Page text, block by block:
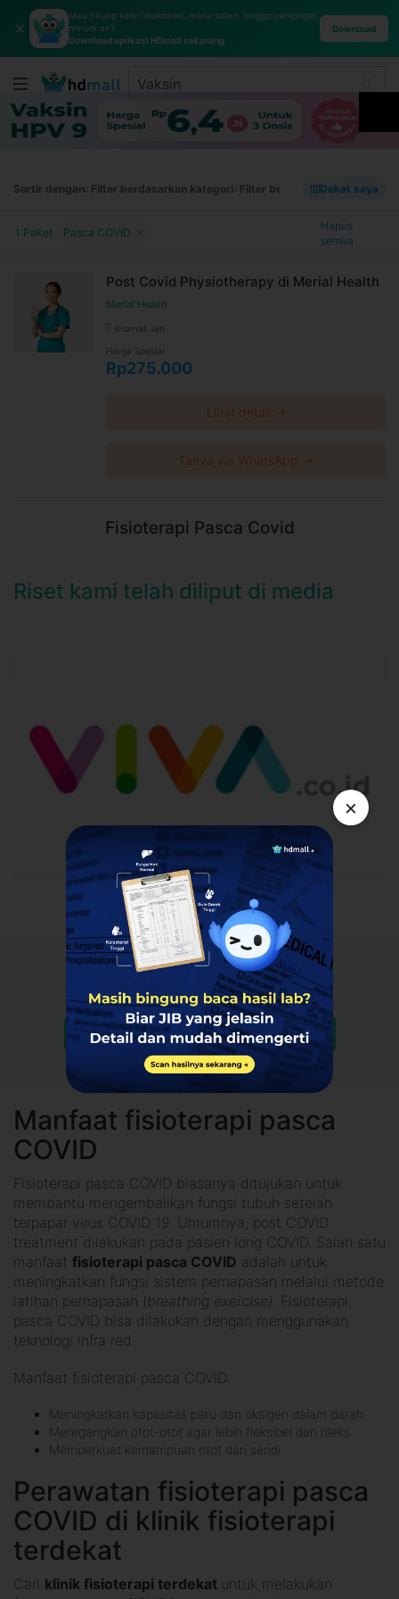
✕
Mau hitung kalori makanan, masa subur, hingga pengingat
minum air?
Download aplikasi HDmall sekarang
Download
Sortir dengan Filter berdasarkan kategori Filter berdasarkan merek
Dekat saya
1 Paket Pasca COVID
Hapus
semua
Post Covid Physiotherapy di Merial Health
Merial Health
Kramat Jati
Harga Spesial
Rp275.000
Lihat detail →
Tanya via WhatsApp →
Fisioterapi Pasca Covid
Riset kami telah diliput di media
Punya pertanyaan?
Tanya paket ini
Manfaat fisioterapi pasca
COVID
Fisioterapi pasca COVID biasanya ditujukan untuk
membantu mengembalikan fungsi tubuh setelah
terpapar virus COVID 19. Umumnya, post COVID
treatment dilakukan pada pasien long COVID. Salah satu
manfaat fisioterapi pasca COVID adalah untuk
meningkatkan fungsi sistem pernapasan melalui metode
latihan pernapasan (breathing exercise) . Fisioterapi
pasca COVID bisa dilakukan dengan menggunakan
teknologi infra red.
Manfaat fisioterapi pasca COVID:
Meningkatkan kapasitas paru dan oksigen dalam darah
Meregangkan otot-otot agar lebih fleksibel dan rileks
Memperkuat kemampuan otot dan sendi
Perawatan fisioterapi pasca
COVID di klinik fisioterapi
terdekat
Cari klinik fisioterapi terdekat untuk melakukan
×